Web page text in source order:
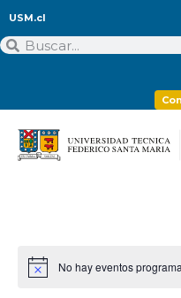
USM.cl
No hay eventos